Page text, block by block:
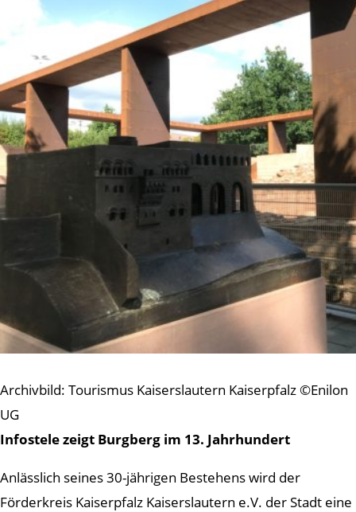
Archivbild: Tourismus Kaiserslautern Kaiserpfalz ©Enilon
UG
Infostele zeigt Burgberg im 13. Jahrhundert
Anlässlich seines 30-jährigen Bestehens wird der
Förderkreis Kaiserpfalz Kaiserslautern e.V. der Stadt eine